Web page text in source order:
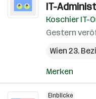
IT-
Koschier IT-
Gestern
Wien 23.
Merken
Einblicke